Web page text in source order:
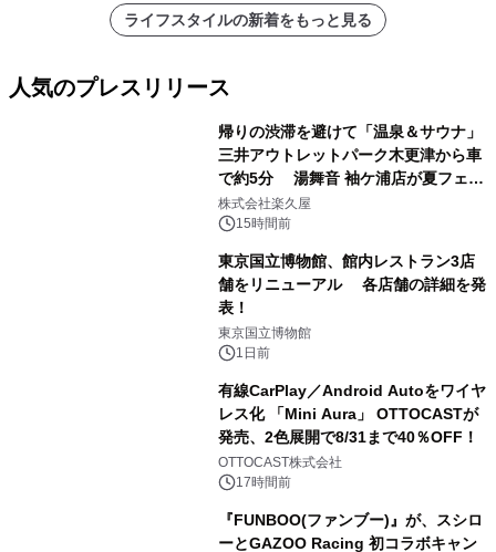
ライフスタイルの新着をもっと見る
人気のプレスリリース
帰りの渋滞を避けて「温泉＆サウナ」
三井アウトレットパーク木更津から車
で約5分 湯舞音 袖ケ浦店が夏フェア
メニューを提供
株式会社楽久屋
15時間前
東京国立博物館、館内レストラン3店
舗をリニューアル 各店舗の詳細を発
表！
東京国立博物館
1日前
有線CarPlay／Android Autoをワイヤ
レス化 「Mini Aura」 OTTOCASTが
発売、2色展開で8/31まで40％OFF！
OTTOCAST株式会社
17時間前
『FUNBOO(ファンブー)』が、スシロ
ーとGAZOO Racing 初コラボキャン